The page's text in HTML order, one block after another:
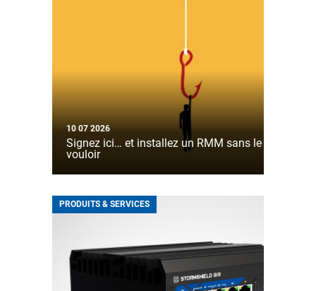
10 07 2026
Signez ici… et installez un RMM sans le
vouloir
PRODUITS & SERVICES